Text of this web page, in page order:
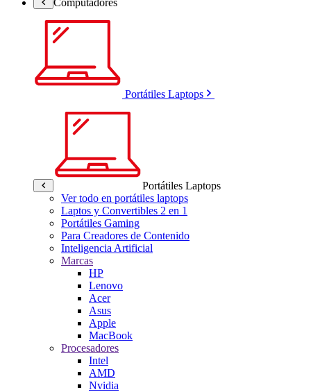
Portátiles Laptops
Portátiles Laptops
Ver todo en portátiles laptops
Laptos y Convertibles 2 en 1
Portátiles Gaming
Para Creadores de Contenido
Inteligencia Artificial
Marcas
HP
Lenovo
Acer
Asus
Apple
MacBook
Procesadores
Intel
AMD
Nvidia